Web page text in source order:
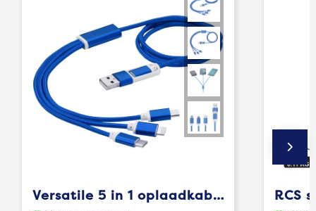
Versatile 5 in 1 oplaadkabel